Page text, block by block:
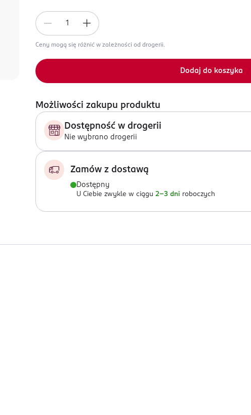
Ceny mogą się różnić w zależności od drogerii.
Dodaj do koszyka
Możliwości zakupu produktu
Dostępność w drogerii
Nie wybrano drogerii
Zamów z dostawą
Dostępny
U Ciebie zwykle w ciągu 2-3 dni roboczych